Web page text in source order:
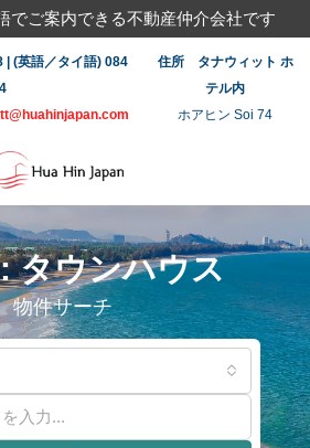
でご案内できる不動産仲介会社です
(英語／タイ語) 084
住所 タナウィット ホ
テル内
ホアヒン Soi 74
タウンハウス
物件サーチ